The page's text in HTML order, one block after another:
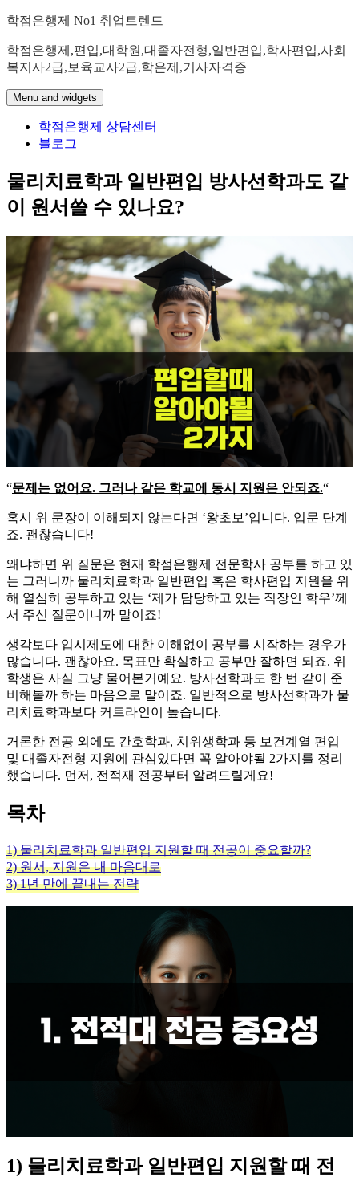
Skip
content
학점은행제 No1 취업트렌드
학점은행제,편입,대학원,대졸자전형,일반편입,학사편입,사회
복지사2급,보육교사2급,학은제,기사자격증
Menu and widgets
학점은행제 상담센터
블로그
물리치료학과 일반편입 방사선학과도 같
이 원서쓸 수 있나요?
“문제는 없어요. 그러나 같은 학교에 동시 지원은 안되죠.“
​혹시 위 문장이 이해되지 않는다면 ‘왕초보’입니다. 입문 단계
죠. 괜찮습니다!
​왜냐하면 위 질문은 현재 학점은행제 전문학사 공부를 하고 있
는 그러니까 물리치료학과 일반편입 혹은 학사편입 지원을 위
해 열심히 공부하고 있는 ‘제가 담당하고 있는 직장인 학우’께
서 주신 질문이니까 말이죠!​
생각보다 입시제도에 대한 이해없이 공부를 시작하는 경우가
많습니다. 괜찮아요. 목표만 확실하고 공부만 잘하면 되죠. 위
학생은 사실 그냥 물어본거예요. 방사선학과도 한 번 같이 준
비해볼까 하는 마음으로 말이죠. 일반적으로 방사선학과가 물
리치료학과보다 커트라인이 높습니다.​
거론한 전공 외에도 간호학과, 치위생학과 등 보건계열 편입
및 대졸자전형 지원에 관심있다면 꼭 알아야될 2가지를 정리
했습니다. 먼저, 전적재 전공부터 알려드릴게요!
목차
1) 물리치료학과 일반편입 지원할 때 전공이 중요할까?
2) 원서, 지원은 내 마음대로
3) 1년 만에 끝내는 전략
1) 물리치료학과 일반편입 지원할 때 전